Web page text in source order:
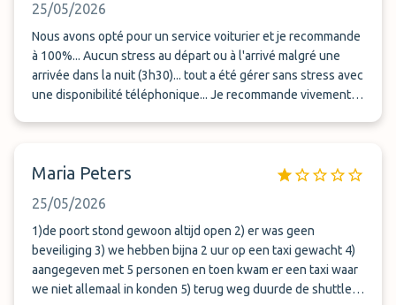
25/05/2026
Nous avons opté pour un service voiturier et je recommande
à 100%... Aucun stress au départ ou à l'arrivé malgré une
arrivée dans la nuit (3h30)... tout a été gérer sans stress avec
une disponibilité téléphonique... Je recommande vivement
Maria Peters
25/05/2026
1)de poort stond gewoon altijd open 2) er was geen
beveiliging 3) we hebben bijna 2 uur op een taxi gewacht 4)
aangegeven met 5 personen en toen kwam er een taxi waar
we niet allemaal in konden 5) terug weg duurde de shuttle